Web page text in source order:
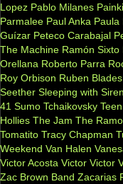
Lopez Pablo Milanes
Parmalee Paul Anka Paula
Guízar Peteco Carabajal
The Machine Ramón Sixto
Orellana Roberto Parra
Roy Orbison Ruben Blades
Seether Sleeping with
41 Sumo Tchaikovsky
Hollies The Jam The
Tomatito Tracy Chapman
Weekend Van Halen
Victor Acosta Victor Victor
Zac Brown Band Zacarias